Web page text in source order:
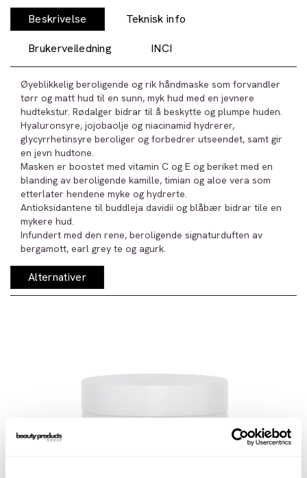
Beskrivelse Teknisk info
Brukerveiledning INCI
Øyeblikkelig beroligende og rik håndmaske som forvandler
tørr og matt hud til en sunn, myk hud med en jevnere
hudtekstur. Rødalger bidrar til å beskytte og plumpe huden.
Hyaluronsyre, jojobaolje og niacinamid hydrerer,
glycyrrhetinsyre beroliger og forbedrer utseendet, samt gir
en jevn hudtone.
Masken er boostet med vitamin C og E og beriket med en
blanding av beroligende kamille, timian og aloe vera som
etterlater hendene myke og hydrerte.
Antioksidantene til buddleja davidii og blåbær bidrar tile en
mykere hud.
Infundert med den rene, beroligende signaturduften av
bergamott, earl grey te og agurk.
Alternativer